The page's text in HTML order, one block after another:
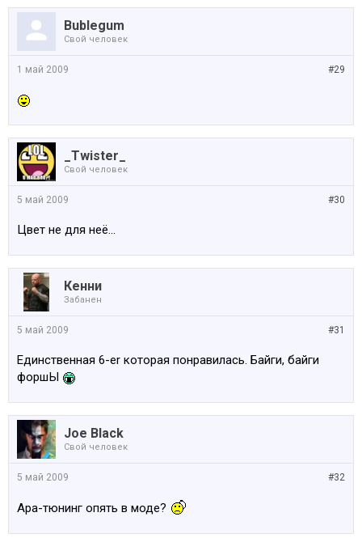
Bublegum
Свой человек
#29
1 май 2009
_Twister_
Свой человек
#30
5 май 2009
Цвет не для неё...
Кенни
Забанен
#31
5 май 2009
Единственная 6-er которая понравилась. Байги, байги
форшЫ
Joe Black
Свой человек
#32
5 май 2009
Ара-тюнинг опять в моде?